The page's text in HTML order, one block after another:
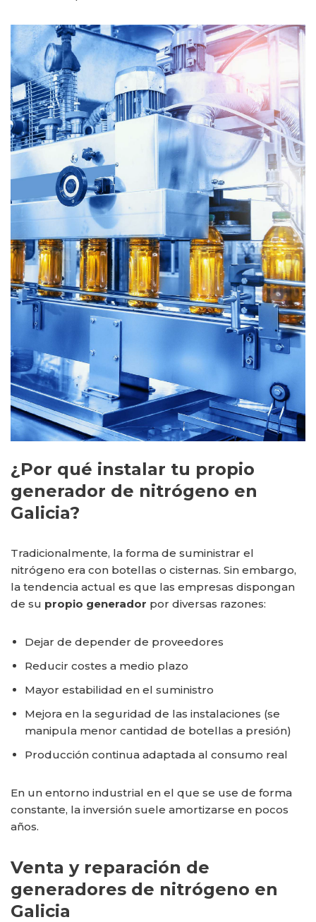
¿Por qué instalar tu propio
generador de nitrógeno en
Galicia?
Tradicionalmente, la forma de suministrar el
nitrógeno era con botellas o cisternas. Sin embargo,
la tendencia actual es que las empresas dispongan
de su propio generador por diversas razones:
Dejar de depender de proveedores
Reducir costes a medio plazo
Mayor estabilidad en el suministro
Mejora en la seguridad de las instalaciones (se
manipula menor cantidad de botellas a presión)
Producción continua adaptada al consumo real
En un entorno industrial en el que se use de forma
constante, la inversión suele amortizarse en pocos
años.
Venta y reparación de
generadores de nitrógeno en
Galicia